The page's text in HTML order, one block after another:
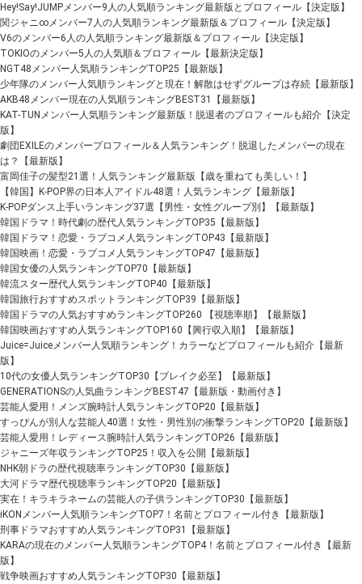
Hey!Say!JUMPメンバー9人の人気順ランキング最新版とプロフィール【決定版】
関ジャニ∞メンバー7人の人気順ランキング最新版＆プロフィール【決定版】
V6のメンバー6人の人気順ランキング最新版＆プロフィール【決定版】
TOKIOのメンバー5人の人気順＆プロフィール【最新決定版】
NGT48メンバー人気順ランキングTOP25【最新版】
少年隊のメンバー人気順ランキングと現在！解散はせずグループは存続【最新版】
AKB48メンバー現在の人気順ランキングBEST31【最新版】
KAT-TUNメンバー人気順ランキング最新版！脱退者のプロフィールも紹介【決定
版】
劇団EXILEのメンバープロフィール＆人気ランキング！脱退したメンバーの現在
は？【最新版】
富岡佳子の髪型21選！人気ランキング最新版【歳を重ねても美しい！】
【韓国】K-POP界の日本人アイドル48選！人気ランキング【最新版】
K-POPダンス上手いランキング37選【男性・女性グループ別】【最新版】
韓国ドラマ！時代劇の歴代人気ランキングTOP35【最新版】
韓国ドラマ！恋愛・ラブコメ人気ランキングTOP43【最新版】
韓国映画！恋愛・ラブコメ人気ランキングTOP47【最新版】
韓国女優の人気ランキングTOP70【最新版】
韓流スター歴代人気ランキングTOP40【最新版】
韓国旅行おすすめスポットランキングTOP39【最新版】
韓国ドラマの人気おすすめランキングTOP260 【視聴率順】【最新版】
韓国映画おすすめ人気ランキングTOP160【興行収入順】【最新版】
Juice=Juiceメンバー人気順ランキング！カラーなどプロフィールも紹介【最新
版】
10代の女優人気ランキングTOP30【ブレイク必至】【最新版】
GENERATIONSの人気曲ランキングBEST47【最新版・動画付き】
芸能人愛用！メンズ腕時計人気ランキングTOP20【最新版】
すっぴんが別人な芸能人40選！女性・男性別の衝撃ランキングTOP20【最新版】
芸能人愛用！レディース腕時計人気ランキングTOP26【最新版】
ジャニーズ年収ランキングTOP25！収入を公開【最新版】
NHK朝ドラの歴代視聴率ランキングTOP30【最新版】
大河ドラマ歴代視聴率ランキングTOP20【最新版】
実在！キラキラネームの芸能人の子供ランキングTOP30【最新版】
iKONメンバー人気順ランキングTOP7！名前とプロフィール付き【最新版】
刑事ドラマおすすめ人気ランキングTOP31【最新版】
KARAの現在のメンバー人気順ランキングTOP4！名前とプロフィール付き【最新
版】
戦争映画おすすめ人気ランキングTOP30【最新版】